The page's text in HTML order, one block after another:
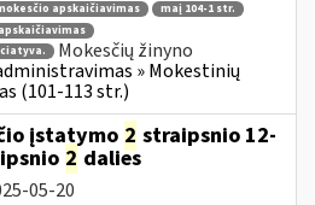
apskaičiavimas
maį 104-1 str.
Mokesčių žinyno
» Mokestinių
(101-113 str.)
įstatymo 2 straipsnio 12-
2 dalies
05-20